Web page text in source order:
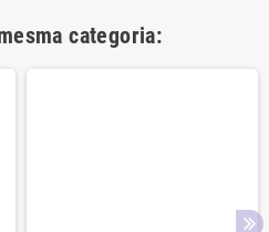
categoria: